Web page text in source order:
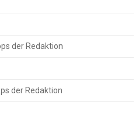
der Redaktion
der Redaktion